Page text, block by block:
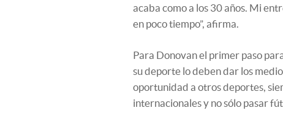
acaba como a los 30 años. Mi
en poco tiempo”, afirma.
Para Donovan el primer paso
su deporte lo deben dar los
oportunidad a otros deportes,
internacionales y no sólo pasar